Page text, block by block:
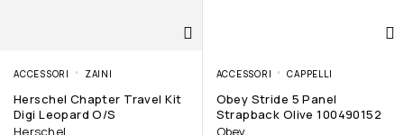
ACCESSORI ZAINI
Herschel Chapter Travel Kit
Digi Leopard O/S
Herschel
ACCESSORI CAPPELLI
Obey Stride 5 Panel
Strapback Olive 100490152
Obey